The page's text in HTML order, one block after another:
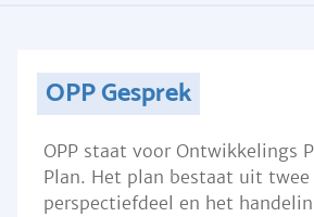
OPP Gesprek
OPP staat voor Ontwikkelings
Plan. Het plan bestaat uit
perspectiefdeel en het